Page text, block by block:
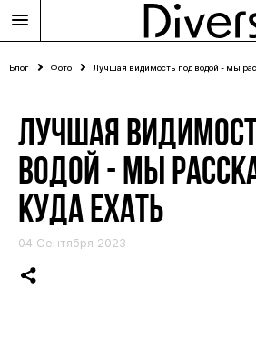
Блог Фото Лучшая видимость под водой - мы
ЛУЧШАЯ
ВОДОЙ - МЫ
КУДА ЕХАТЬ
04 Сентября 2023